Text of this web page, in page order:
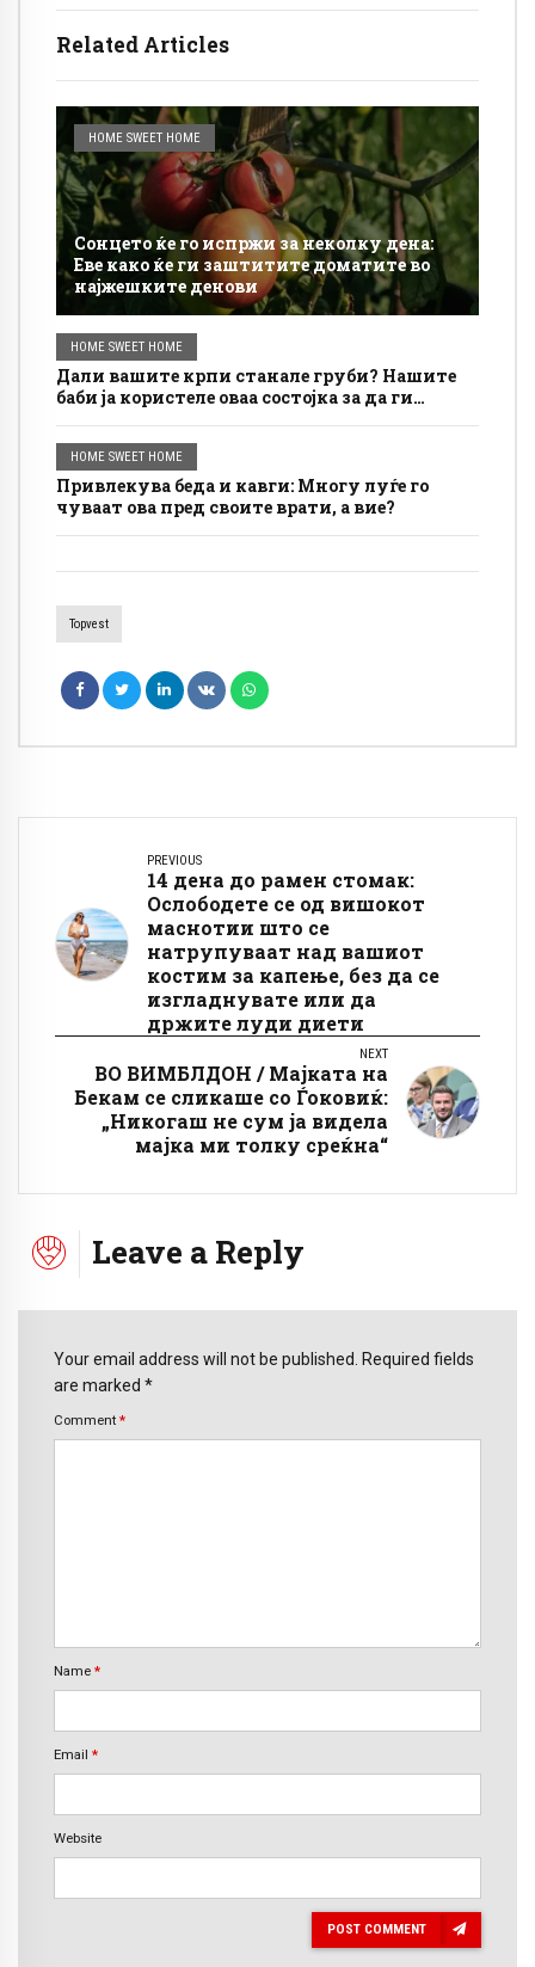
Related Articles
HOME SWEET HOME
Сонцето ќе го испржи за неколку дена:
Еве како ќе ги заштитите доматите во
најжешките денови
HOME SWEET HOME
Дали вашите крпи станале груби? Нашите
баби ја користеле оваа состојка за да ги
HOME SWEET HOME
Привлекува беда и кавги: Многу луѓе го
чуваат ова пред своите врати, а вие?
Topvest
PREVIOUS
14 дена до рамен стомак:
Ослободете се од вишокот
маснотии што се
натрупуваат над вашиот
костим за капење, без да се
изгладнувате или да
држите луди диети
NEXT
ВО ВИМБЛДОН / Мајката на
Бекам се сликаше со Ѓоковиќ:
„Никогаш не сум ја видела
мајка ми толку среќна“
Leave a Reply
Your email address will not be published. Required fields
are marked *
Comment *
Name *
Email *
Website
POST COMMENT